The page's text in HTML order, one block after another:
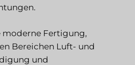
moderne Fertigung,
Bereichen Luft- und
und